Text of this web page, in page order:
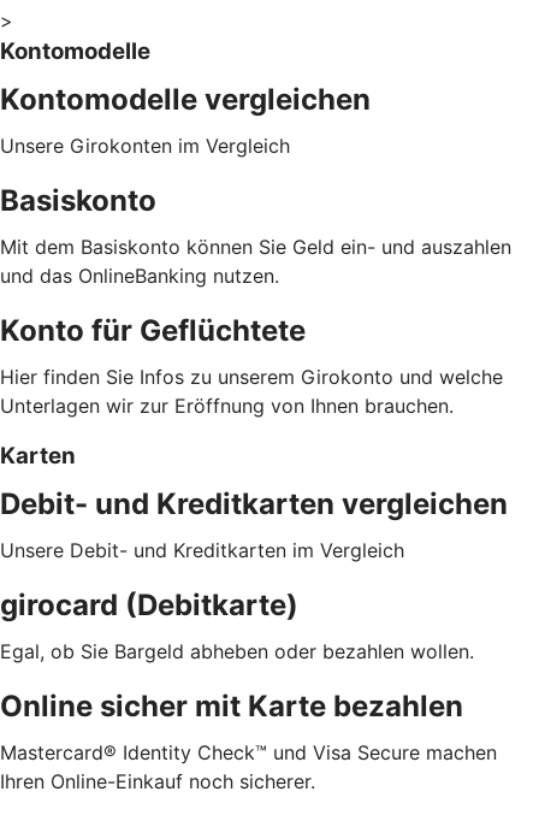
>
Kontomodelle
Kontomodelle vergleichen
Unsere Girokonten im Vergleich
Basiskonto
Mit dem Basiskonto können Sie Geld ein- und auszahlen
und das OnlineBanking nutzen.
Konto für Geflüchtete
Hier finden Sie Infos zu unserem Girokonto und welche
Unterlagen wir zur Eröffnung von Ihnen brauchen.
Karten
Debit- und Kreditkarten vergleichen
Unsere Debit- und Kreditkarten im Vergleich
girocard (Debitkarte)
Egal, ob Sie Bargeld abheben oder bezahlen wollen.
Online sicher mit Karte bezahlen
Mastercard® Identity Check™ und Visa Secure machen
Ihren Online-Einkauf noch sicherer.